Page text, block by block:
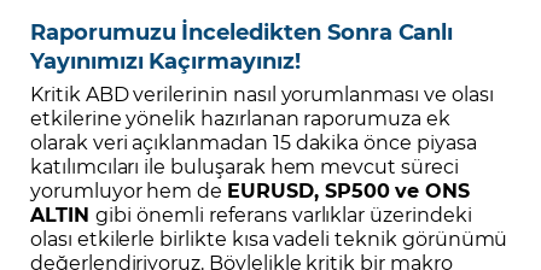
Raporumuzu İnceledikten Sonra Canlı
Yayınımızı Kaçırmayınız!
Kritik ABD verilerinin nasıl yorumlanması ve olası
etkilerine yönelik hazırlanan raporumuza ek
olarak veri açıklanmadan 15 dakika önce piyasa
katılımcıları ile buluşarak hem mevcut süreci
yorumluyor hem de EURUSD, SP500 ve ONS
ALTIN gibi önemli referans varlıklar üzerindeki
olası etkilerle birlikte kısa vadeli teknik görünümü
değerlendiriyoruz. Böylelikle kritik bir makro